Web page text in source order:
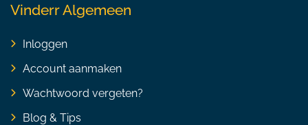
Vinderr Algemeen
Inloggen
Account aanmaken
Wachtwoord vergeten?
Blog & Tips